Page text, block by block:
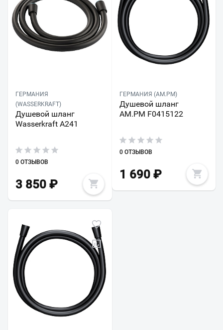
ГЕРМАНИЯ
(WASSERKRAFT)
Душевой шланг
Wasserkraft A241
0 ОТЗЫВОВ
3 850 ₽
ГЕРМАНИЯ (AM.PM)
Душевой шланг
AM.PM F0415122
0 ОТЗЫВОВ
1 690₽